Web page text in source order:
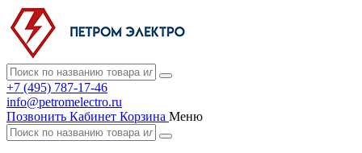
+7 (495) 787-17-46
info@petromelectro.ru
Позвонить Кабинет Корзина Меню